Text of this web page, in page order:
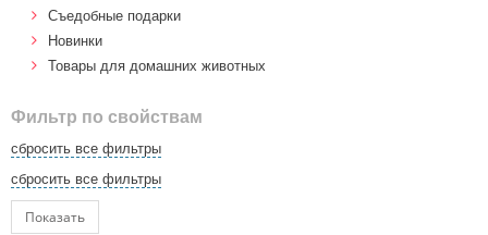
Cъедобные подарки
Новинки
Товары для домашних животных
Фильтр по свойствам
сбросить все фильтры
сбросить все фильтры
Показать